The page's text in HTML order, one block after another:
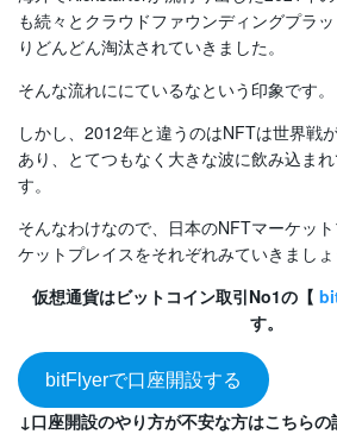
も続々とクラウドファウンディングプラ
りどんどん淘汰されていきました。
そんな流れににているなという印象です。
しかし、2012年と違うのはNFTは世界戦
あり、とてつもなく大きな波に飲み込ま
す。
そんなわけなので、日本のNFTマーケッ
ケットプレイスをそれぞれみていきまし
仮想通貨はビットコイン取引No1の【
す。
bitFlyerで口座開設する
↓口座開設のやり方が不安な方はこちら